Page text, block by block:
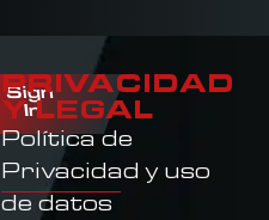
Sign
In
PRIVACIDAD
Y LEGAL
Política de
Privacidad y uso
de datos